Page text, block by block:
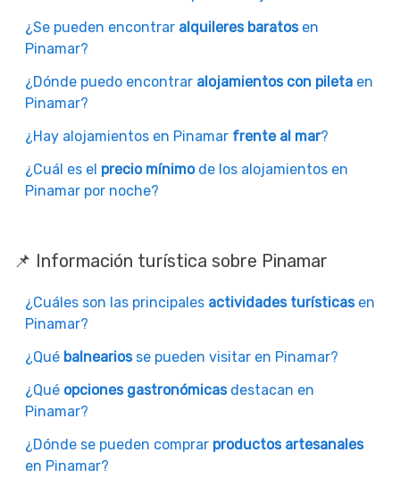
¿Se pueden encontrar alquileres baratosen
Pinamar?
¿Dónde puedo encontrar alojamientos con pileta en
Pinamar?
¿Hay alojamientos en Pinamar frente al mar?
¿Cuál es el precio mínimode los alojamientos en
Pinamar por noche?
📌 Información turística sobre Pinamar
¿Cuáles son las principales actividades turísticasen
Pinamar?
¿Qué balneariosse pueden visitar en Pinamar?
¿Qué opciones gastronómicasdestacan en
Pinamar?
¿Dónde se pueden comprar productos artesanales
en Pinamar?